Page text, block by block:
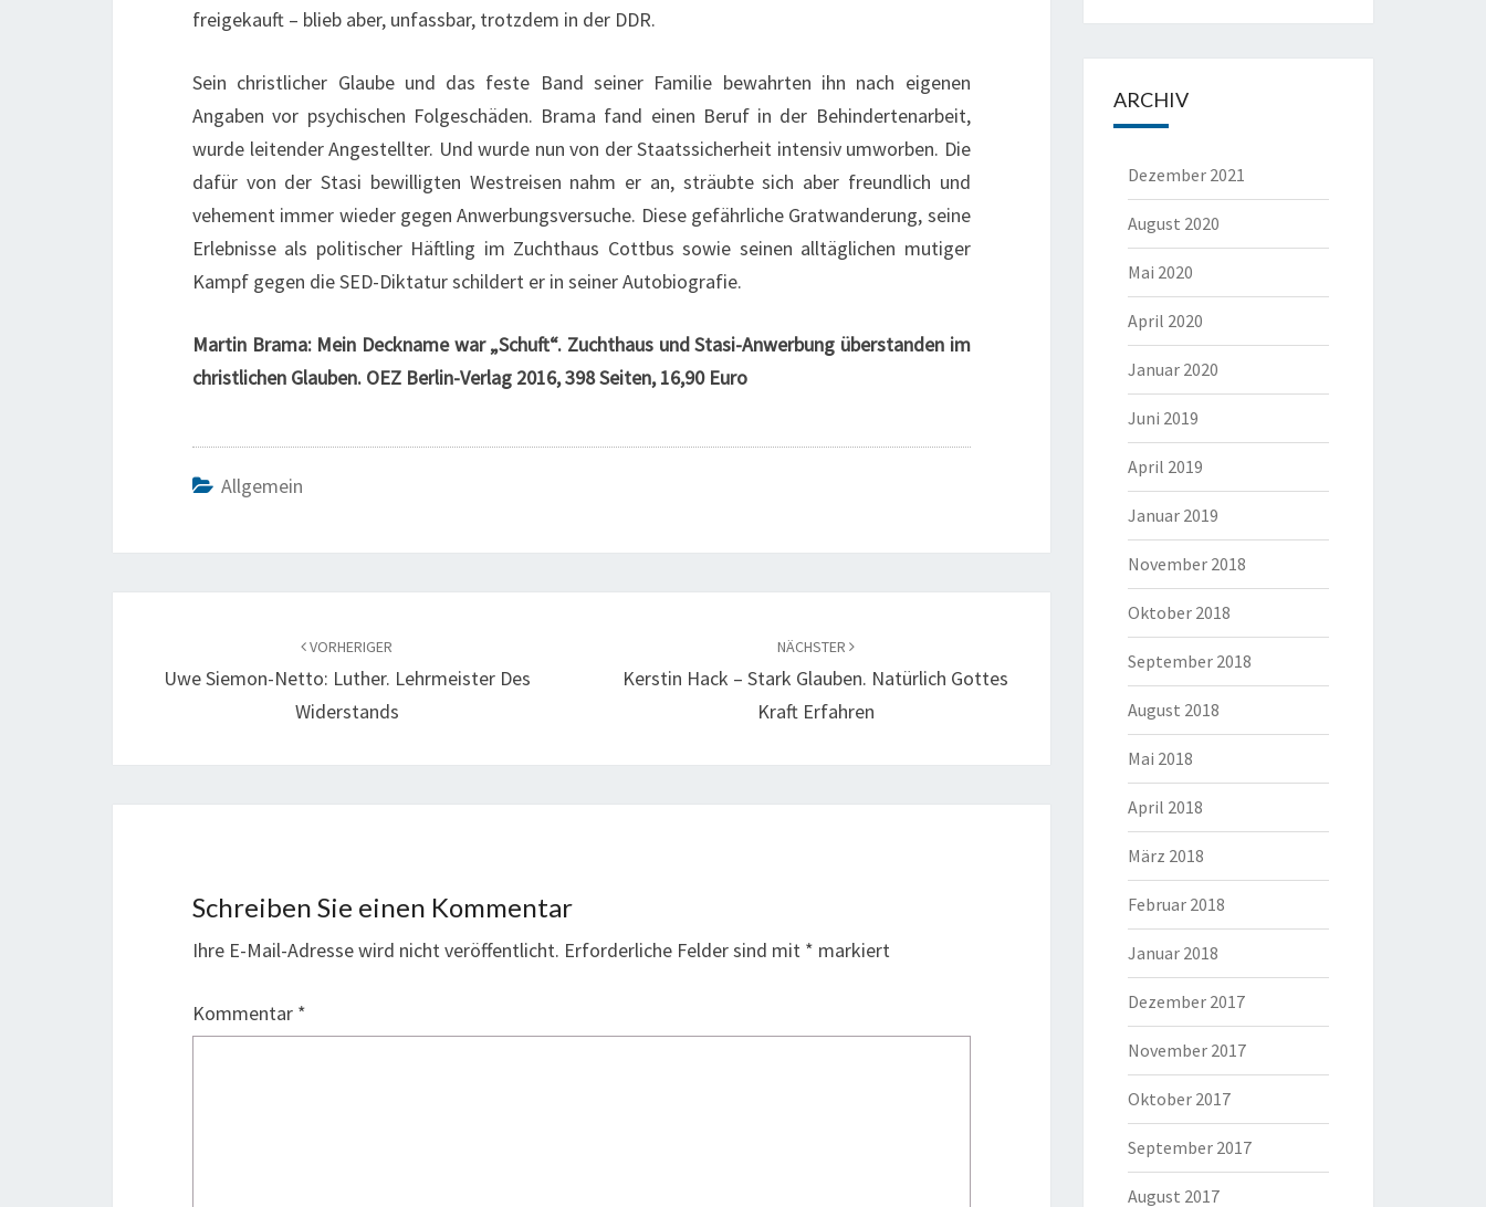
freigekauft – blieb aber, unfassbar, trotzdem in der DDR.
Sein christlicher Glaube und das feste Band seiner Familie bewahrten ihn nach eigenen
Angaben vor psychischen Folgeschäden. Brama fand einen Beruf in der Behindertenarbeit,
wurde leitender Angestellter. Und wurde nun von der Staatssicherheit intensiv umworben. Die
dafür von der Stasi bewilligten Westreisen nahm er an, sträubte sich aber freundlich und
vehement immer wieder gegen Anwerbungsversuche. Diese gefährliche Gratwanderung, seine
Erlebnisse als politischer Häftling im Zuchthaus Cottbus sowie seinen alltäglichen mutiger
Kampf gegen die SED-Diktatur schildert er in seiner Autobiografie.
Martin Brama: Mein Deckname war „Schuft“. Zuchthaus und Stasi-Anwerbung überstanden im
christlichen Glauben. OEZ Berlin-Verlag 2016, 398 Seiten, 16,90 Euro
Allgemein
VORHERIGER
Uwe Siemon-Netto: Luther. Lehrmeister Des
Widerstands
NÄCHSTER
Kerstin Hack – Stark Glauben. Natürlich Gottes
Kraft Erfahren
Schreiben Sie einen Kommentar
Ihre E-Mail-Adresse wird nicht veröffentlicht. Erforderliche Felder sind mit * markiert
Kommentar *
ARCHIV
Dezember 2021
August 2020
Mai 2020
April 2020
Januar 2020
Juni 2019
April 2019
Januar 2019
November 2018
Oktober 2018
September 2018
August 2018
Mai 2018
April 2018
März 2018
Februar 2018
Januar 2018
Dezember 2017
November 2017
Oktober 2017
September 2017
August 2017